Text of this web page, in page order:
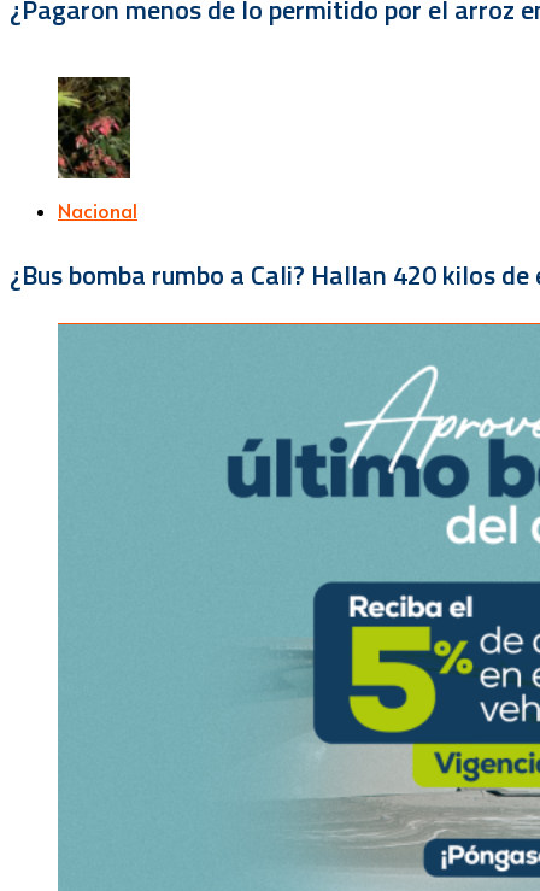
¿Pagaron menos de lo permitido por el arroz
Nacional
¿Bus bomba rumbo a Cali? Hallan 420 kilos